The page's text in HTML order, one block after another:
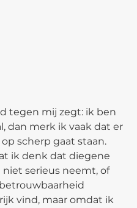
tegen mij zegt: ik ben
dan merk ik vaak dat er
scherp gaat staan.
ik denk dat diegene
niet serieus neemt, of
vind, maar omdat ik